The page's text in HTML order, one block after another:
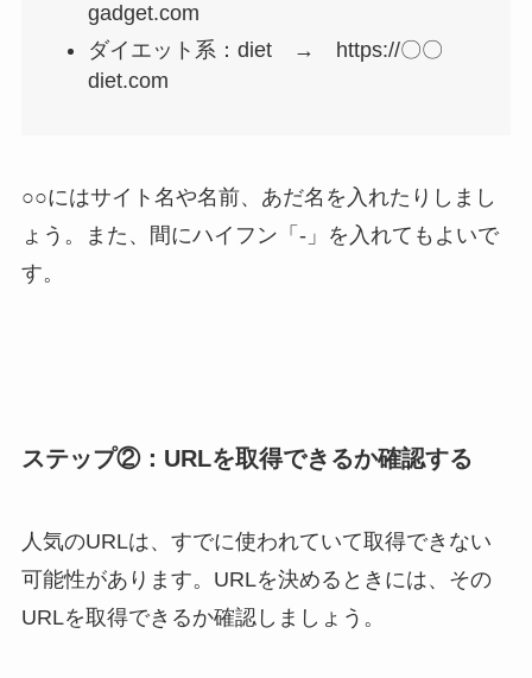
gadget.com
ダイエット系：diet → https://〇〇
diet.com
○○にはサイト名や名前、あだ名を入れたりしまし
ょう。また、間にハイフン「-」を入れてもよいで
す。
ステップ②：URLを取得できるか確認する
人気のURLは、すでに使われていて取得できない
可能性があります。URLを決めるときには、その
URLを取得できるか確認しましょう。